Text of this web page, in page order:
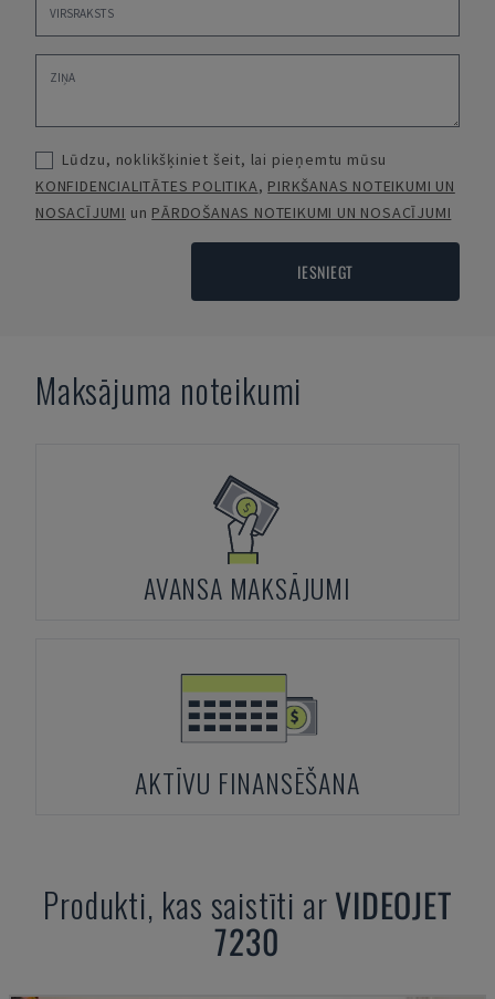
Lūdzu, noklikšķiniet šeit, lai pieņemtu mūsu
KONFIDENCIALITĀTES POLITIKA, PIRKŠANAS NOTEIKUMI UN
NOSACĪJUMI un PĀRDOŠANAS NOTEIKUMI UN NOSACĪJUMI
IESNIEGT
Maksājuma noteikumi
AVANSA MAKSĀJUMI
AKTĪVU FINANSĒŠANA
Produkti, kas saistīti arVIDEOJET
7230